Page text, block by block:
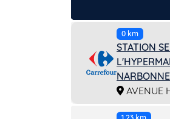
0 km
STATION
NARBONNE
AVENUE